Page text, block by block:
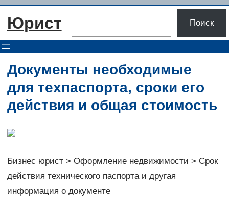
Перейти
Юрист Поиск
Документы необходимые
для техпаспорта, сроки его
действия и общая стоимость
Бизнес юрист > Оформление недвижимости > Срок
действия технического паспорта и другая
информация о документе